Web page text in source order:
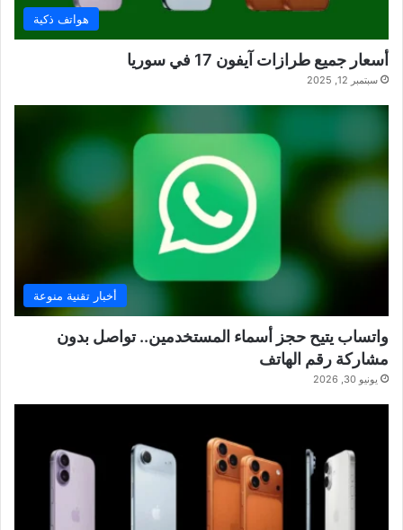
هواتف ذكية
أسعار جميع طرازات آيفون 17 في سوريا
سبتمبر 12, 2025
أخبار تقنية منوعة
واتساب يتيح حجز أسماء المستخدمين.. تواصل بدون
مشاركة رقم الهاتف
يونيو 30, 2026